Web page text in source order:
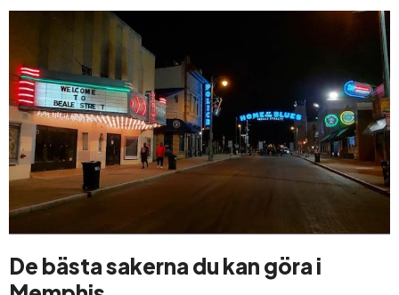
De bästa sakerna du kan göra i